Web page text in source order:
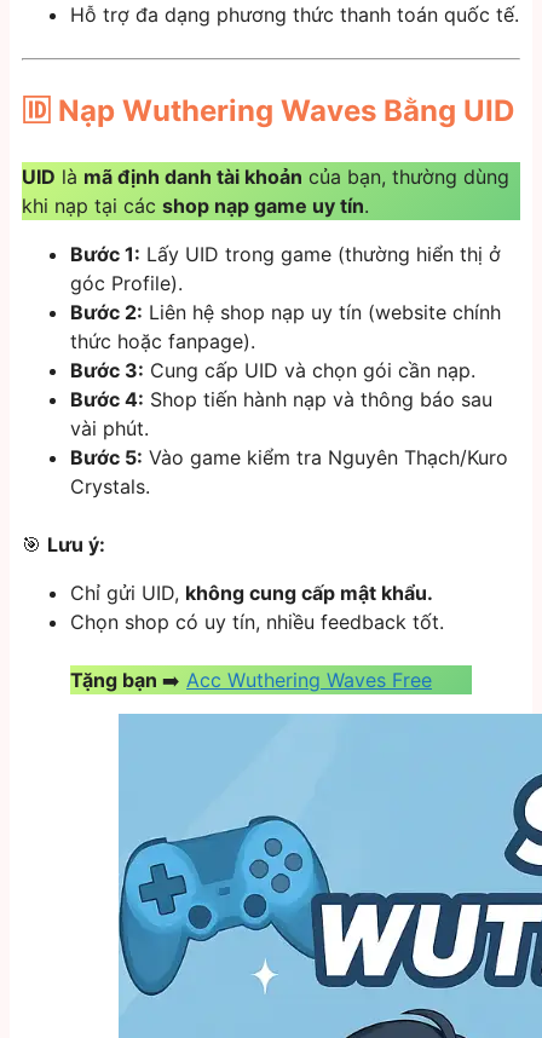
Hỗ trợ đa dạng phương thức thanh toán quốc tế.
🆔 Nạp Wuthering Waves Bằng UID
UID là mã định danh tài khoản của bạn, thường dùng
khi nạp tại các shop nạp game uy tín.
Bước 1: Lấy UID trong game (thường hiển thị ở
góc Profile).
Bước 2: Liên hệ shop nạp uy tín (website chính
thức hoặc fanpage).
Bước 3: Cung cấp UID và chọn gói cần nạp.
Bước 4: Shop tiến hành nạp và thông báo sau
vài phút.
Bước 5: Vào game kiểm tra Nguyên Thạch/Kuro
Crystals.
🎯 Lưu ý:
Chỉ gửi UID, không cung cấp mật khẩu.
Chọn shop có uy tín, nhiều feedback tốt.
Tặng bạn ➡️ Acc Wuthering Waves Free